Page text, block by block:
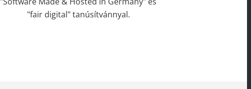
"fair digital" tanúsítvánnyal.